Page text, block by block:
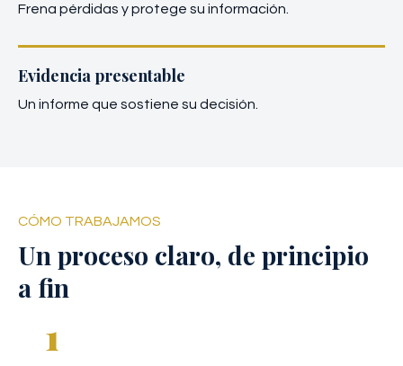
Frena pérdidas y protege su información.
Evidencia presentable
Un informe que sostiene su decisión.
CÓMO TRABAJAMOS
Un proceso claro, de principio
a fin
1